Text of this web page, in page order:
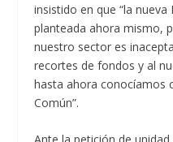
insistido en que “la
planteada ahora mismo,
nuestro sector es
recortes de fondos y al
hasta ahora conocíamos
Común”.